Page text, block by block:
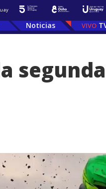
Noticias